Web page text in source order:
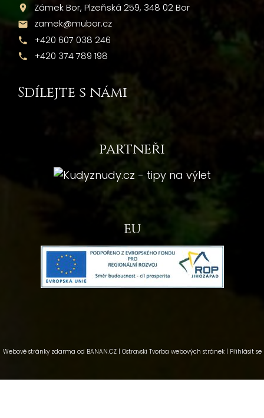
Zámek Bor, Plzeňská 259, 348 02 Bor
zamek@mubor.cz
+420 607 038 246
+420 374 789 198
Sdílejte s námi
partneři
eu
Webové stránky zdarma od BANAN.CZ| Ostravski Tvorba webových stránek | Přihlásit se